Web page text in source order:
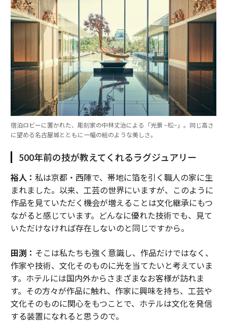
宿泊ロビーに置かれた、彫刻家の中林丈治による「光景 −松−」。同じ高さ
に望める名古屋城とともに一幅の絵のような美しさ。
500年前の技が教えてくれるラグジュアリー
裕人： 私は京都・西陣で、帯地に箔を引く職人の家に生
まれました。以来、工芸の世界にいますが、このように
作品を見ていただく機会が増えることは文化継承にもつ
ながると感じています。どんなに優れた技術でも、見て
いただけなければ存在しないのと同じですから。
田渕： そこは私たちも強く意識し、作品だけではなく、
作家や技術、文化そのものに光を当てたいと考えていま
す。ホテルには国内外からさまざまなお客様が訪れま
す。その方々が作品に触れ、作家に興味を持ち、工芸や
文化そのものに関心をもつことで、ホテルは文化を発信
する装置になれると思うので。